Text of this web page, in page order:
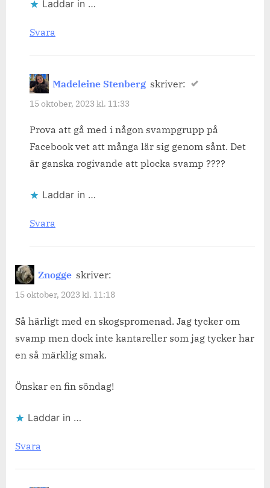
Laddar in …
Svara
Madeleine Stenberg skriver:
15 oktober, 2023 kl. 11:33
Prova att gå med i någon svampgrupp på
Facebook vet att många lär sig genom sånt. Det
är ganska rogivande att plocka svamp ????
Laddar in …
Svara
Znogge skriver:
15 oktober, 2023 kl. 11:18
Så härligt med en skogspromenad. Jag tycker om
svamp men dock inte kantareller som jag tycker har
en så märklig smak.
Önskar en fin söndag!
Laddar in …
Svara